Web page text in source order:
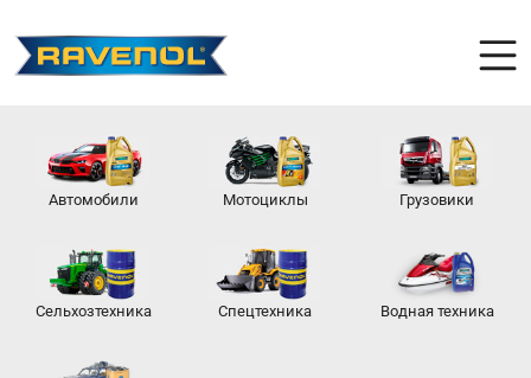
Автомобили Мотоциклы Грузовики
Сельхозтехника Спецтехника Водная техника